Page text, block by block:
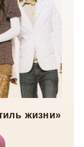
жизни»